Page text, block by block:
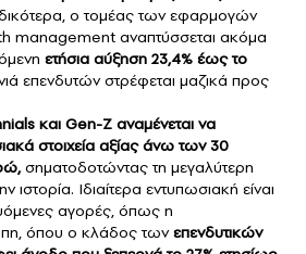
ο τομέας των εφαρμογών
management αναπτύσσεται ακόμα
ετήσια αύξηση 23,4% έως το
επενδυτών στρέφεται μαζικά προς
και Gen-Z αναμένεται να
στοιχεία αξίας άνω των 30
σηματοδοτώντας τη μεγαλύτερη
Ιδιαίτερα εντυπωσιακή είναι
αγορές, όπως η
όπου ο κλάδος τωνεπενδυτικών